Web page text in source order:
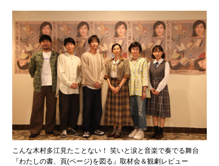
こんな木村多江見たことない！ 笑いと涙と音楽で奏でる舞台
『わたしの書、頁(ページ)を図る』取材会＆観劇レビュー